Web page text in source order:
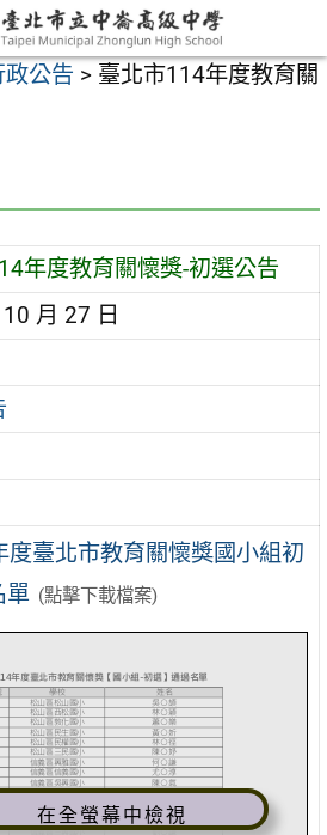
政公告 > 臺北市114年度教育關
年度教育關懷獎-初選公告
月 27 日
度臺北市教育關懷獎國小組初
單 (點擊下載檔案)
在全螢幕中檢視